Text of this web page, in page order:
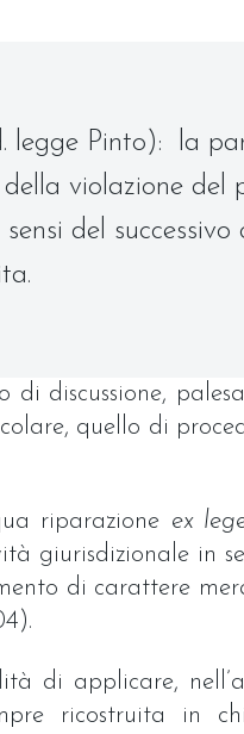
legge Pinto): la
violazione del
del successivo
discussione,
quello di
riparazione ex
giurisdizionale in
di carattere
di applicare,
ricostruita in